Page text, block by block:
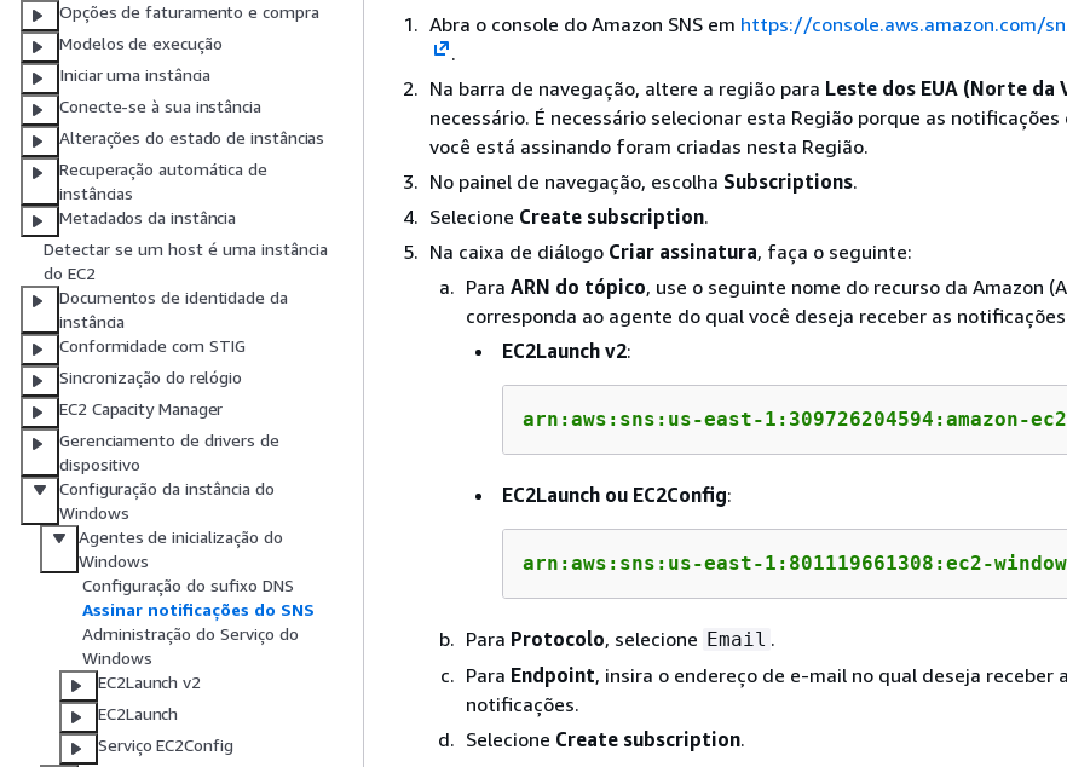
Opções de faturamento e compra
Modelos de execução
Iniciar uma instância
Conecte-se à sua instância
Alterações do estado de instâncias
Recuperação automática de
instâncias
Metadados da instância
Detectar se um host é uma instância
do EC2
Documentos de identidade da
instância
Conformidade com STIG
Sincronização do relógio
EC2 Capacity Manager
Gerenciamento de drivers de
dispositivo
Configuração da instância do
Windows
Agentes de inicialização do
Windows
Configuração do sufixo DNS
Assinar notificações do SNS
Administração do Serviço do
Windows
EC2Launch v2
EC2Launch
Serviço EC2Config
Abra o console do Amazon SNS em https://console.aws.amazon.com/
.
Na barra de navegação, altere a região para Leste dos EUA (Norte da
necessário. É necessário selecionar esta Região porque as notificações
você está assinando foram criadas nesta Região.
No painel de navegação, escolha Subscriptions.
Selecione Create subscription.
Na caixa de diálogo Criar assinatura, faça o seguinte:
Para ARN do tópico, use o seguinte nome do recurso da Amazon
corresponda ao agente do qual você deseja receber as
EC2Launch v2:
arn:aws:sns:us-east-1:309726204594:amazon-
EC2Launch ou EC2Config:
arn:aws:sns:us-east-1:801119661308:ec2-
Para Protocolo, selecione Email .
Para Endpoint, insira o endereço de e-mail no qual deseja receber
notificações.
Selecione Create subscription.